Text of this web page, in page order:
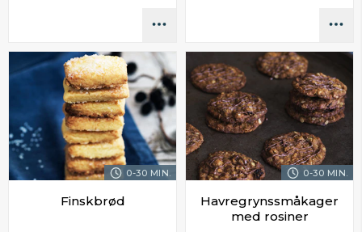
0-30 MIN.
Finskbrød
0-30 MIN.
Havregrynssmåkager
med rosiner